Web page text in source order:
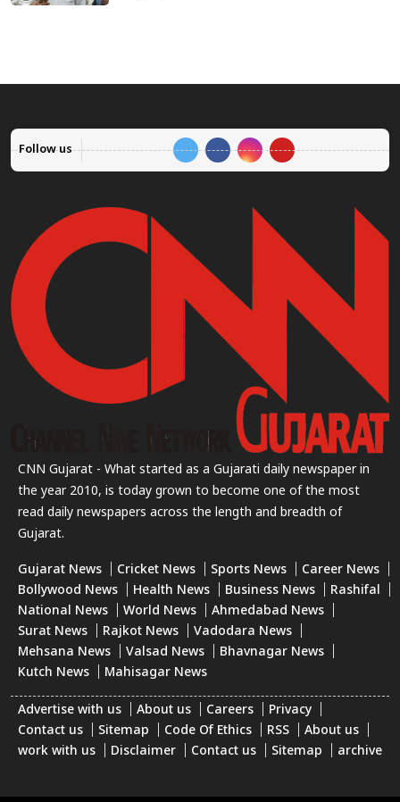
Follow us
CNN Gujarat - What started as a Gujarati daily newspaper in
the year 2010, is today grown to become one of the most
read daily newspapers across the length and breadth of
Gujarat.
Gujarat News Cricket News Sports News
Career News
Bollywood News
Health News Business News
Rashifal
National News
World News
Ahmedabad News
Surat News
Rajkot News
Vadodara News
Mehsana News
Valsad News
Bhavnagar News
Kutch News
Mahisagar News
Advertise with us About us Careers
Privacy
Contact us
Sitemap Code Of Ethics RSS
About us
work with us
Disclaimer Contact us Sitemap archive